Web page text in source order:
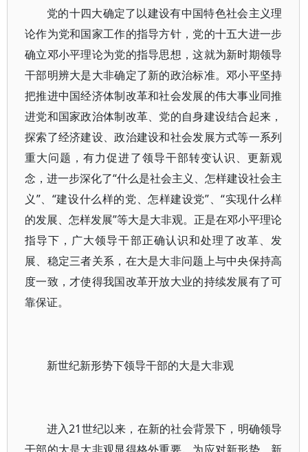
党的十四大确定了以建设有中国特色社会主义理
论作为党和国家工作的指导方针，党的十五大进一步
确立邓小平理论为党的指导思想，这就为新时期领导
干部明辨大是大非确定了新的政治标准。邓小平坚持
把推进中国经济体制改革和社会发展的伟大事业同推
进党和国家政治体制改革、党的自身建设结合起来，
探索了经济建设、政治建设和社会发展方式等一系列
重大问题，有力促进了领导干部转变认识、更新观
念，进一步深化了“什么是社会主义、怎样建设社会主
义”、“建设什么样的党、怎样建设党”、“实现什么样
的发展、怎样发展”等大是大非观。正是在邓小平理论
指导下，广大领导干部正确认识和处理了改革、发
展、稳定三者关系，在大是大非问题上与中央保持高
度一致，才使得我国改革开放大业的持续发展有了可
靠保证。
新世纪新形势下领导干部的大是大非观
进入21世纪以来，在新的社会背景下，明确领导